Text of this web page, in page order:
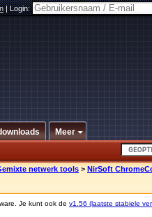
|Login:
Meer
netwerk tools > NirSoft
Je kunt ook de v1.56 (laatste stabiele